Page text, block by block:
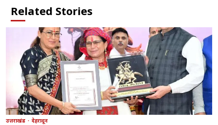
Related Stories
उत्तराखंड देहरादून